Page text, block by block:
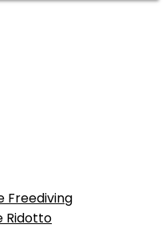
Freediving
Ridotto